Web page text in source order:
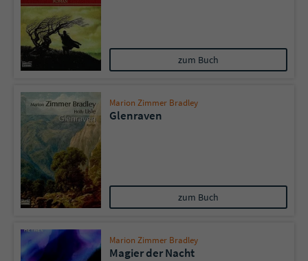
zum Buch
Marion Zimmer Bradley
Glenraven
zum Buch
Marion Zimmer Bradley
Magier der Nacht